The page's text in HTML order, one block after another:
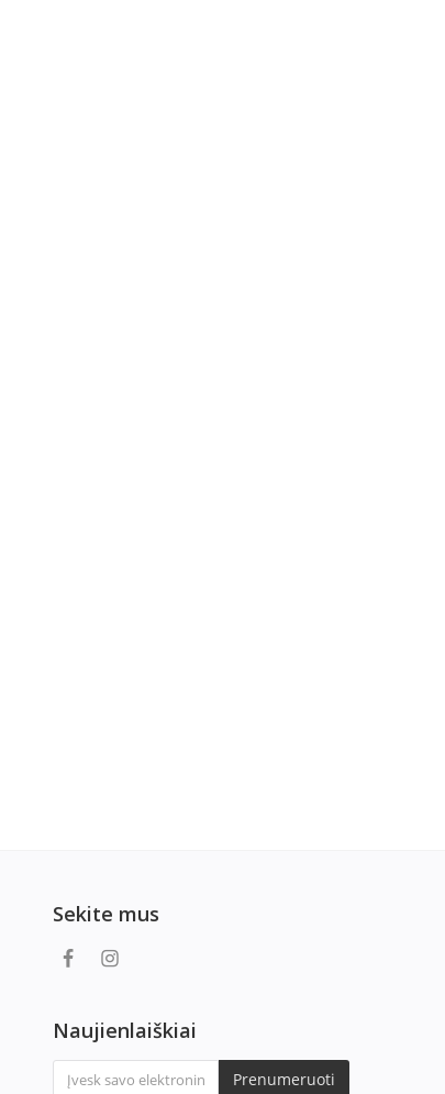
Sekite mus
Naujienlaiškiai
Prenumeruoti